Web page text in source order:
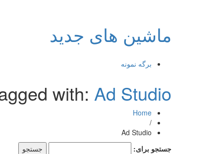
ماشین های جدید
برگه نمونه
with: Ad Studio
Home
/
Ad Studio
جستجو برای: